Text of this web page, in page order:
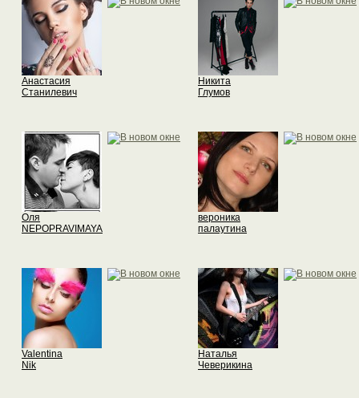
Анастасия
Станилевич
Никита
Глумов
Оля
NEPOPRAVIMAYA
вероника
палаутина
Valentina
Nik
Наталья
Чеверикина